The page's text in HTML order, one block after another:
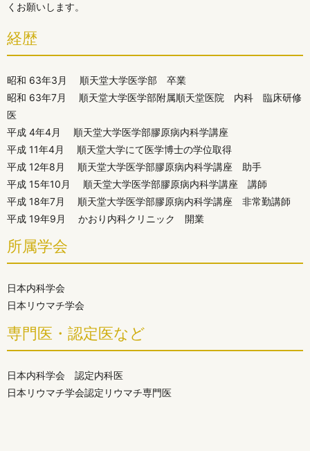
くお願いします。
経歴
昭和 63年3月 順天堂大学医学部 卒業
昭和 63年7月 順天堂大学医学部附属順天堂医院 内科 臨床研修
医
平成 4年4月 順天堂大学医学部膠原病内科学講座
平成 11年4月 順天堂大学にて医学博士の学位取得
平成 12年8月 順天堂大学医学部膠原病内科学講座 助手
平成 15年10月 順天堂大学医学部膠原病内科学講座 講師
平成 18年7月 順天堂大学医学部膠原病内科学講座 非常勤講師
平成 19年9月 かおり内科クリニック 開業
所属学会
日本内科学会
日本リウマチ学会
専門医・認定医など
日本内科学会 認定内科医
日本リウマチ学会認定リウマチ専門医